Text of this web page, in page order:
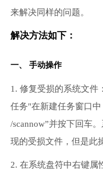
来解决同样的问题。
解决方法如下：
一、 手动操作
1. 修复受损的系统文件
任务"在新建任务窗口
/scannow”并按下回车
现的受损文件，但是此
2. 在系统盘符中右键属